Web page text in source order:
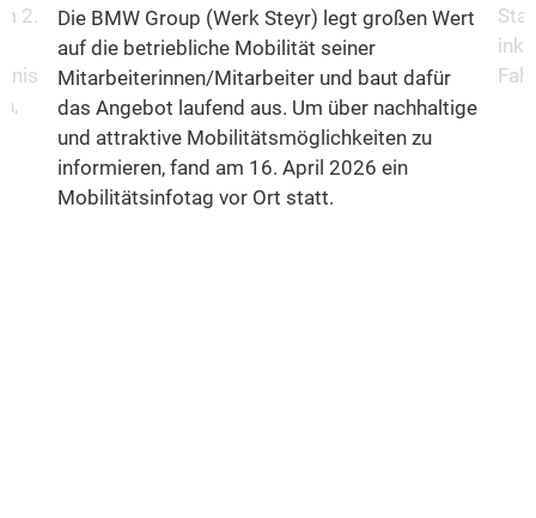
2.
Die BMW Group (Werk Steyr) legt großen Wert
auf die betriebliche Mobilität seiner
Mitarbeiterinnen/Mitarbeiter und baut dafür
das Angebot laufend aus. Um über nachhaltige
und attraktive Mobilitätsmöglichkeiten zu
informieren, fand am 16. April 2026 ein
Mobilitätsinfotag vor Ort statt.